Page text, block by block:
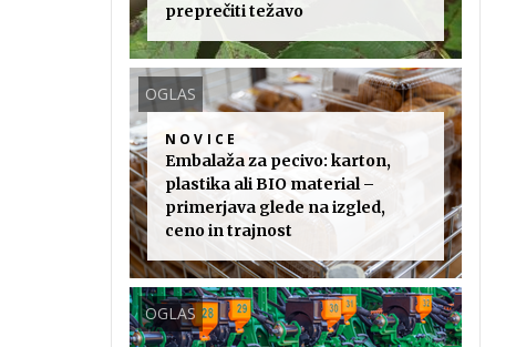
preprečiti težavo
OGLAS
NOVICE
Embalaža za pecivo: karton,
plastika ali BIO material –
primerjava glede na izgled,
ceno in trajnost
OGLAS